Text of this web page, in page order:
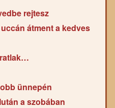
rejtesz
átment a kedves
ünnepén
a szobában